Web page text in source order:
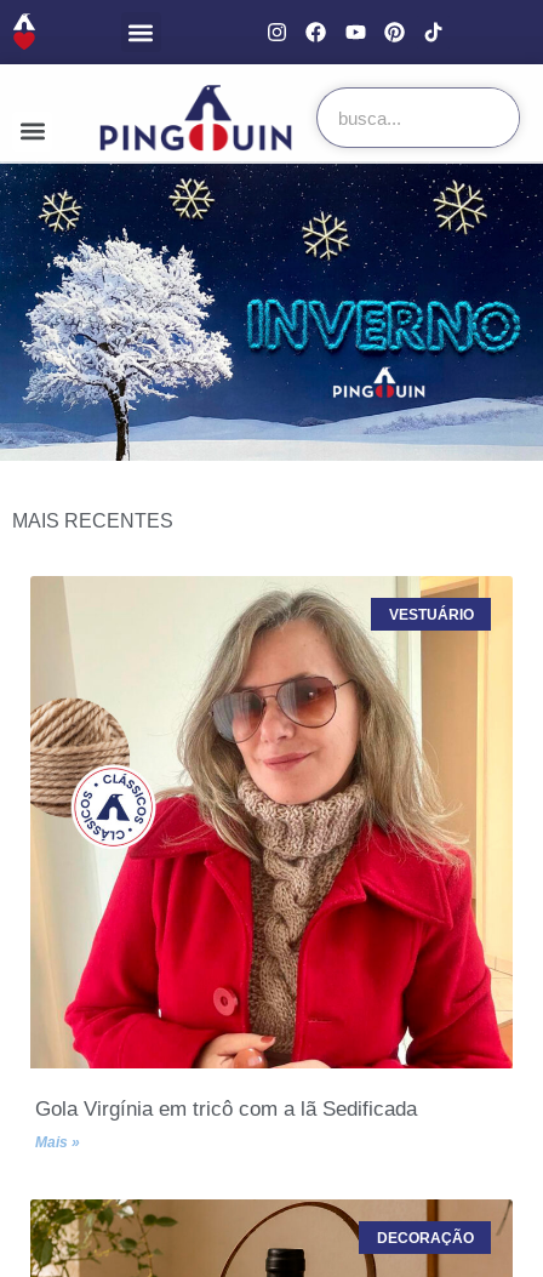
MAIS RECENTES
VESTUÁRIO
Gola Virgínia em tricô com a lã Sedificada
Mais »
DECORAÇÃO